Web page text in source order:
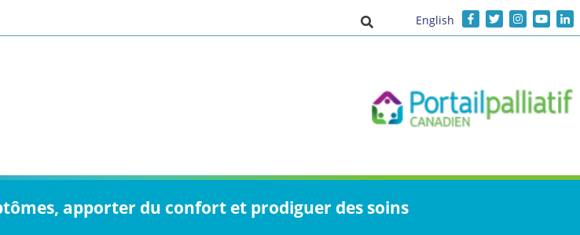
Activer/désactiver la saisie de
English
apporter du confort et prodiguer des soins